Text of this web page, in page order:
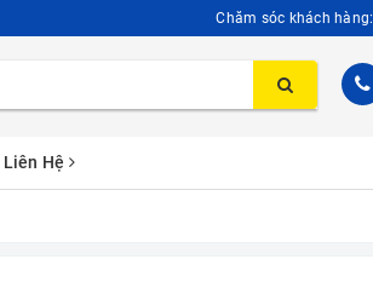
Chăm sóc khách hàng:
Liên Hệ